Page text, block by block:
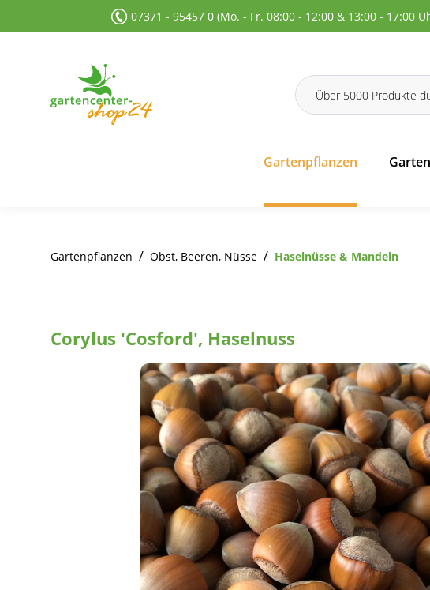
Zur Hauptnavigation springen
07371 - 95457 0 (Mo. - Fr. 08:00 - 12:00 & 13:00 - 17:00
Gartenpflanzen
Gartenpflanzen / Obst, Beeren, Nüsse / Haselnüsse & Mandeln
Corylus 'Cosford', Haselnuss